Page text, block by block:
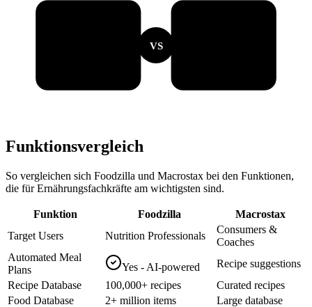
VS
Funktionsvergleich
So vergleichen sich Foodzilla und Macrostax bei den Funktionen,
die für Ernährungsfachkräfte am wichtigsten sind.
Funktion Foodzilla
Macrostax
Target Users
Nutrition Professionals
Consumers &
Coaches
Automated Meal
Plans
Yes - AI-powered
Recipe suggestions
Recipe Database
100,000+ recipes
Curated recipes
Food Database
2+ million items
Large database